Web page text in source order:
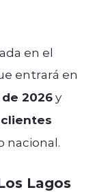
en el
entrará en
2026y
clientes
nacional.
Lagos